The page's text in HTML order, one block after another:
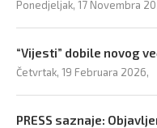
Ponedjeljak, 17 Novembra
“Vijesti” dobile novog
Četvrtak, 19 Februara 2026,
PRESS saznaje: